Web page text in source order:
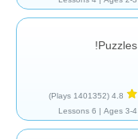
Puzzles!
4.8
(1401352 Plays)
Ages 3-4 |
6 Lessons